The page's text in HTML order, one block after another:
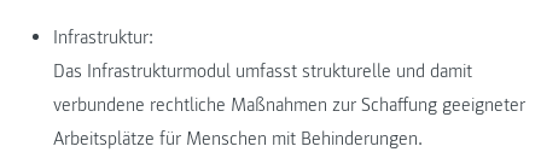
Infrastruktur:
Das Infrastrukturmodul umfasst strukturelle und damit
verbundene rechtliche Maßnahmen zur Schaffung geeigneter
Arbeitsplätze für Menschen mit Behinderungen.